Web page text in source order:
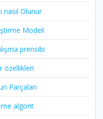
nasıl Olunur
Modeli
prensibi
özellikleri
Parçaları
algorit